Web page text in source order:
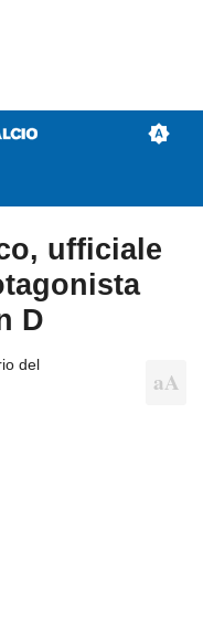
ufficiale
D
del